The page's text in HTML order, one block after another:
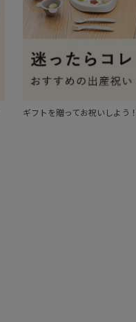
ギフトを贈ってお祝いしよう！